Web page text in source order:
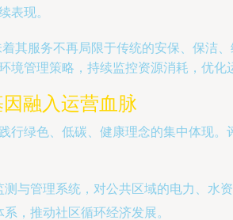
表现。
其服务不再局限于传统的安保、保洁
管理策略，持续监控资源消耗，优
融入运营血脉
行绿色、低碳、健康理念的集中体现
测与管理系统，对公共区域的电力、
，推动社区循环经济发展。